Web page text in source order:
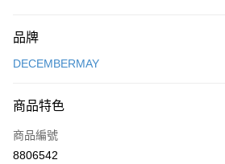
信用卡一次付款
LINE Pay
全盈+PAY
品牌
DECEMBERMAY
商品特色
商品編號
8806542